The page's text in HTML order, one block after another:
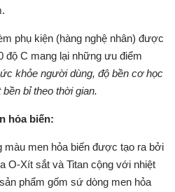
phụ kiện (hàng nghệ nhân) được
độ C mang lại những ưu điểm
khỏe người dùng, độ bền cơ học
bỉ theo thời gian.
hỏa biến:
màu men hỏa biến được tạo ra bởi
O-Xít sắt và Titan cộng với nhiệt
phẩm gốm sứ dòng men hỏa